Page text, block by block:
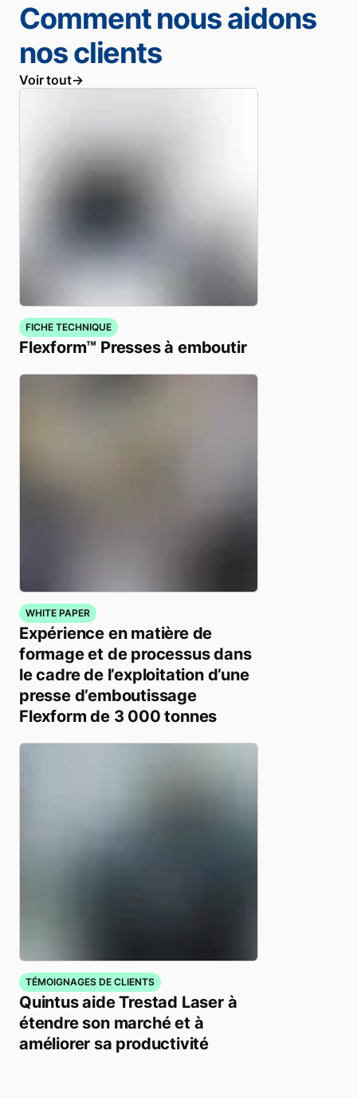
Comment nous aidons
nos clients
Voir tout
FICHE TECHNIQUE
Flexform™ Presses à emboutir
WHITE PAPER
Expérience en matière de
formage et de processus dans
le cadre de l’exploitation d’une
presse d’emboutissage
Flexform de 3 000 tonnes
TÉMOIGNAGES DE CLIENTS
Quintus aide Trestad Laser à
étendre son marché et à
améliorer sa productivité